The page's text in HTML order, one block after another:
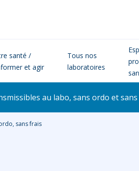
santé /
et agir
Tous nos
laboratoires
au labo, sans ordo et
sans frais